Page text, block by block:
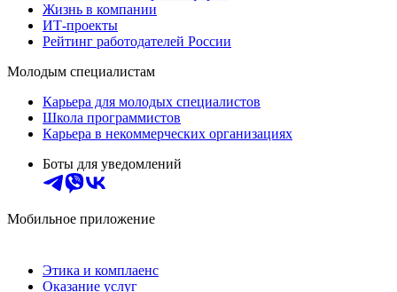
Жизнь в компании
ИТ-проекты
Рейтинг работодателей России
Молодым специалистам
Карьера для молодых специалистов
Школа программистов
Карьера в некоммерческих организациях
Боты для уведомлений
Мобильное приложение
Этика и комплаенс
Оказание услуг